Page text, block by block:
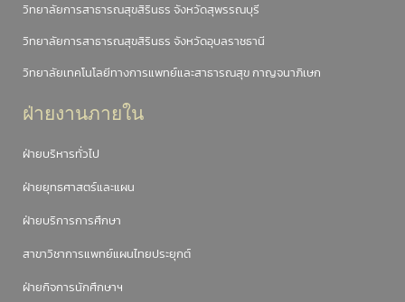
วิทยาลัยการสาธารณสุขสิรินธร จังหวัดสุพรรณบุรี
วิทยาลัยการสาธารณสุขสิรินธร จังหวัดอุบลราชธานี
วิทยาลัยเทคโนโลยีทางการแพทย์และสาธารณสุข กาญจนาภิเษก
ฝ่ายงานภายใน
ฝ่ายบริหารทั่วไป
ฝ่ายยุทธศาสตร์และแผน
ฝ่ายบริการการศึกษา
สาขาวิชาการแพทย์แผนไทยประยุกต์
ฝ่ายกิจการนักศึกษาฯ